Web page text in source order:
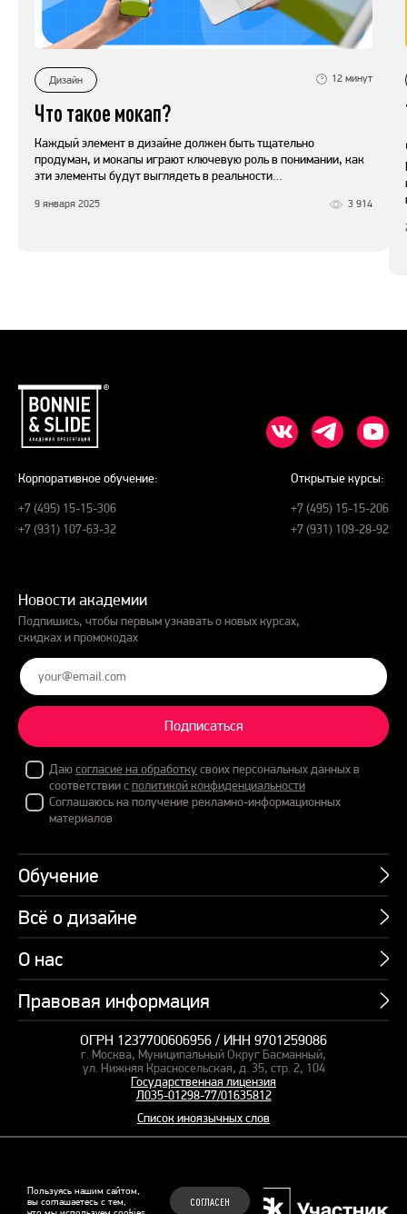
Дизайн 12 минут
Что такое мокап?
Каждый элемент в дизайне должен быть тщательно
продуман, и мокапы играют ключевую роль в понимании, как
эти элементы будут выглядеть в реальности…
9 января 2025 3 914
Пользуясь нашим сайтом,
вы соглашаетесь с тем,
СОГЛАСЕН
Корпоративное обучение:
+7 (495) 15-15-306
+7 (931) 107-63-32
Открытые курсы:
+7 (495) 15-15-206
+7 (931) 109-28-92
Новости академии
Подпишись, чтобы первым узнавать о новых курсах,
скидках и промокодах
Подписаться
Даюсогласие на обработкусвоих персональных данных в
соответствии сполитикой конфиденциальности
Соглашаюсь на получение рекламно-информационных
материалов
Обучение
Курсы
Пакетные предложения
Профессии
Подарочные сертификаты
Корпоративное обучение
Курсы для сотрудников
Пакетные предложения
Всё о дизайне
Учебник по презентациям
Банк слайдов
Вебинары
Студия дизайна
Заказать презентацию
О нас
Об академии
СМИ о нас
Правовая информация
Карта сайта
Оферта и лицензия
Политика конфиденциальности
Рекомендательные технологии
ОГРН 1237700606956 / ИНН 9701259086
г. Москва, Муниципальный Округ Басманный,
ул. Нижняя Красносельская, д. 35, стр. 2, 104
Государственная лицензия
Л035-01298-77/01635812
Список иноязычных слов
© 2015–2026 Бонни и Слайд
Обучающие курсы по